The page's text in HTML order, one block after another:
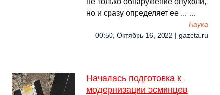
не только обнаружение опухоли,
но и сразу определяет ее ... …
Наука
00:50, Октябрь 16, 2022 | gazeta.ru
Началась подготовка к
модернизации эсминцев